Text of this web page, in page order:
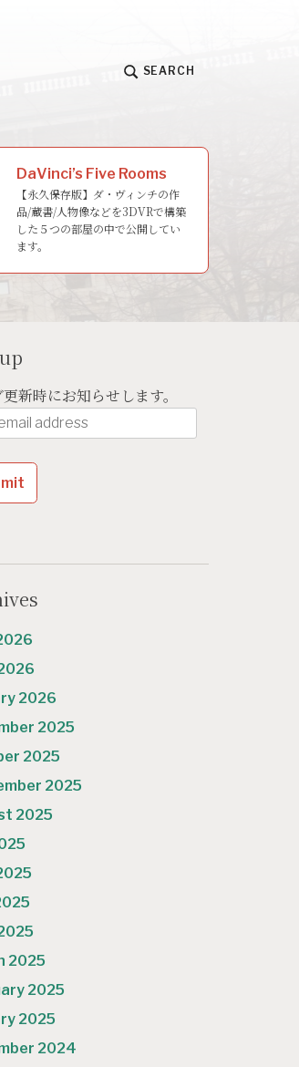
SEARCH
DaVinci’s Five Rooms
【永久保存版】ダ・ヴィンチの作
品/蔵書/人物像などを3DVRで構築
した５つの部屋の中で公開してい
ます。
新時にお知らせします。
2026
2025
2025
2025
2025
2025
2025
2025
2024